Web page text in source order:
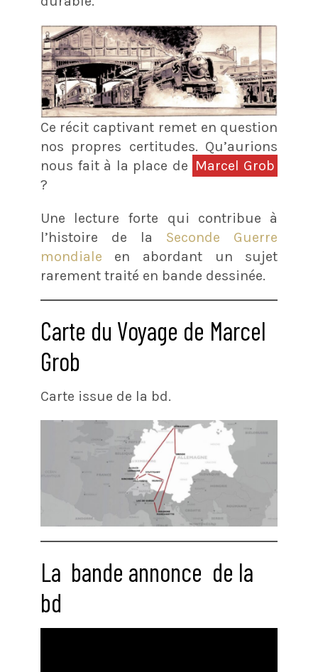
Ce récit captivant remet en question
nos propres certitudes. Qu’aurions
nous fait à la place de Marcel Grob
?
Une lecture forte qui contribue à
l’histoire de la Seconde Guerre
mondiale en abordant un sujet
rarement traité en bande dessinée.
Carte du Voyage de Marcel
Grob
Carte issue de la bd.
La bande annonce de la
bd